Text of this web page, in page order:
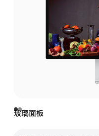
玻璃面板